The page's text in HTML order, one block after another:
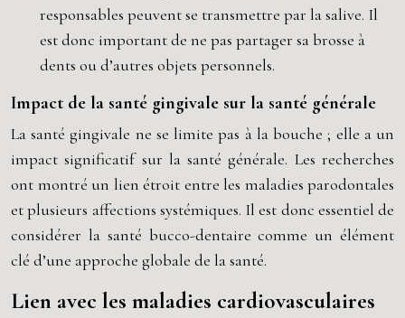
responsables peuvent se transmettre par la salive. Il
est donc important de ne pas partager sa brosse à
dents ou d’autres objets personnels.
Impact de la santé gingivale sur la santé générale
La santé gingivale ne se limite pas à la bouche ; elle a un
impact significatif sur la santé générale. Les recherches
ont montré un lien étroit entre les maladies parodontales
et plusieurs affections systémiques. Il est donc essentiel de
considérer la santé bucco-dentaire comme un élément
clé d’une approche globale de la santé.
Lien avec les maladies cardiovasculaires